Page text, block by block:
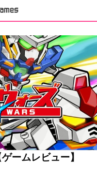
ームレビュー】